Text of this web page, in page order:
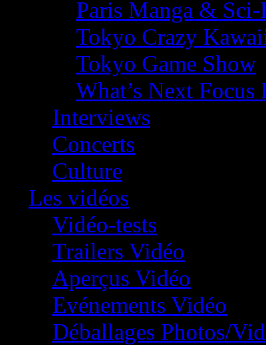
Paris Manga &
Tokyo Crazy
Tokyo Game Show
What’s Next
Interviews
Concerts
Culture
Les vidéos
Vidéo-tests
Trailers Vidéo
Aperçus Vidéo
Evénements Vidéo
Déballages Photos/